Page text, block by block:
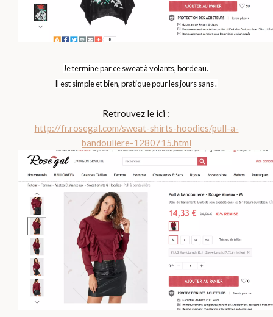
Je termine par ce sweat à volants, bordeau.
Il est simple et bien, pratique pour les jours sans .
Retrouvez le ici :
http://fr.rosegal.com/sweat-shirts-hoodies/pull-a-
bandouliere-1280715.html